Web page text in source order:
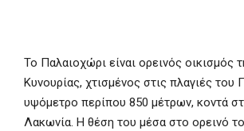
Το Παλαιοχώρι είναι ορεινός οικισμός
Κυνουρίας, χτισμένος στις πλαγιές του
υψόμετρο περίπου 850 μέτρων, κοντά
Λακωνία. Η θέση του μέσα στο ορεινό